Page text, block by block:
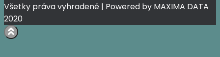
Všetky práva vyhradené | Powered by MAXIMA DATA
2020